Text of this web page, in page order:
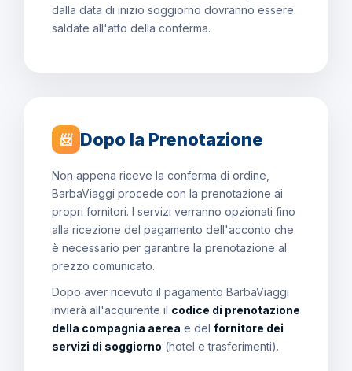
dalla data di inizio soggiorno dovranno essere
saldate all'atto della conferma.
📨 Dopo la Prenotazione
Non appena riceve la conferma di ordine,
BarbaViaggi procede con la prenotazione ai
propri fornitori. I servizi verranno opzionati fino
alla ricezione del pagamento dell'acconto che
è necessario per garantire la prenotazione al
prezzo comunicato.
Dopo aver ricevuto il pagamento BarbaViaggi
invierà all'acquirente il codice di prenotazione
della compagnia aerea e del fornitore dei
servizi di soggiorno (hotel e trasferimenti).